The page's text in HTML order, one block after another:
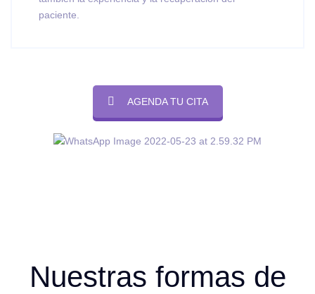
paciente.
AGENDA TU CITA
Nuestras formas de